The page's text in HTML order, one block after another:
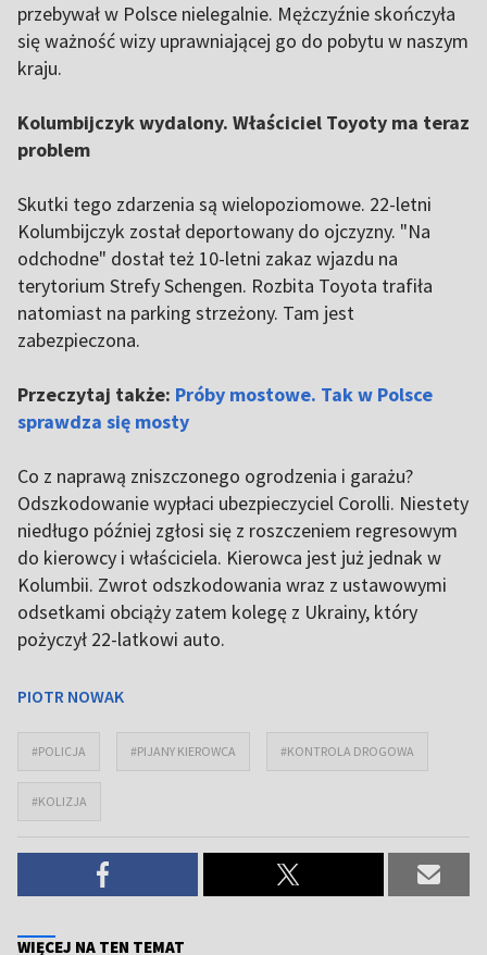
przebywał w Polsce nielegalnie. Mężczyźnie skończyła
się ważność wizy uprawniającej go do pobytu w naszym
kraju.
Kolumbijczyk wydalony. Właściciel Toyoty ma teraz
problem
Skutki tego zdarzenia są wielopoziomowe. 22-letni
Kolumbijczyk został deportowany do ojczyzny. "Na
odchodne" dostał też 10-letni zakaz wjazdu na
terytorium Strefy Schengen. Rozbita Toyota trafiła
natomiast na parking strzeżony. Tam jest
zabezpieczona.
Przeczytaj także: Próby mostowe. Tak w Polsce
sprawdza się mosty
Co z naprawą zniszczonego ogrodzenia i garażu?
Odszkodowanie wypłaci ubezpieczyciel Corolli. Niestety
niedługo później zgłosi się z roszczeniem regresowym
do kierowcy i właściciela. Kierowca jest już jednak w
Kolumbii. Zwrot odszkodowania wraz z ustawowymi
odsetkami obciąży zatem kolegę z Ukrainy, który
pożyczył 22-latkowi auto.
PIOTR NOWAK
#POLICJA #PIJANY KIEROWCA #KONTROLA DROGOWA
#KOLIZJA
WIĘCEJ NA TEN TEMAT